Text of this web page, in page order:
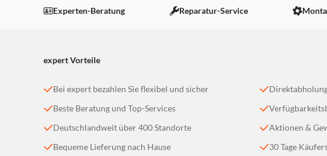
Einstellungen anpassen
Experten-Beratung Reparatur-Service
expert Vorteile
Bei expert bezahlen Sie flexibel und sicher
Beste Beratung und Top-Services
Deutschlandweit über 400 Standorte
Bequeme Lieferung nach Hause
Aktionen &
30 Tage